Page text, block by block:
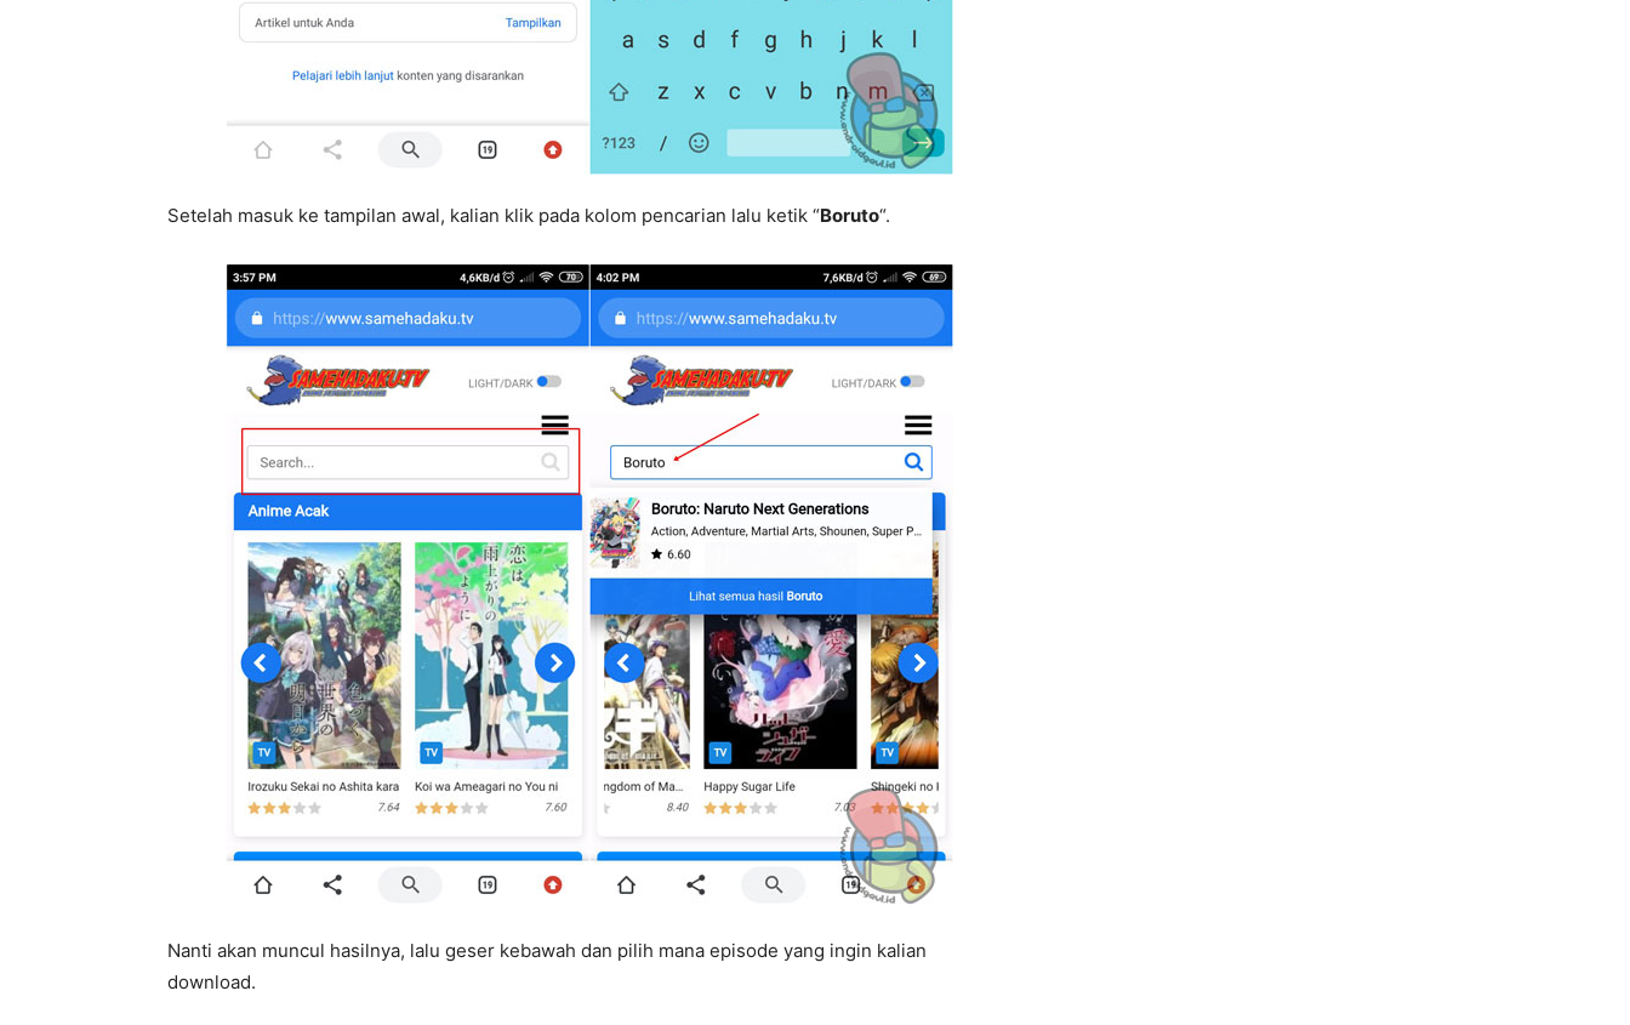
Setelah masuk ke tampilan awal, kalian klik pada kolom pencarian lalu ketik “Boruto“.
Nanti akan muncul hasilnya, lalu geser kebawah dan pilih mana episode yang ingin kalian
download.